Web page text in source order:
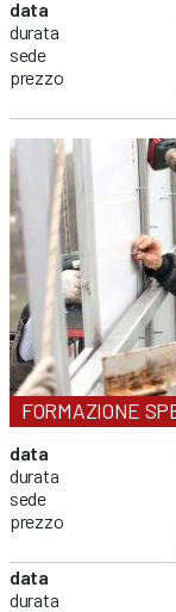
data
durata
sede
prezzo
FORMAZIONE
data
durata
sede
prezzo
data
durata